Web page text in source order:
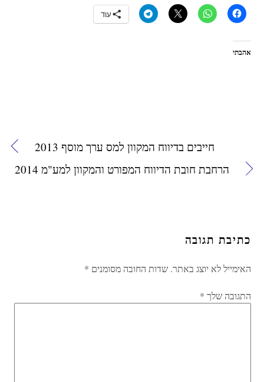
עוד
אהבתי
חייבים בדיווח המקוון למס ערך מוסף 2013
הרחבת חובת הדיווח המפורט והמקוון למע"מ 2014
כתיבת תגובה
האימייל לא יוצג באתר. שדות החובה מסומנים *
התגובה שלך *